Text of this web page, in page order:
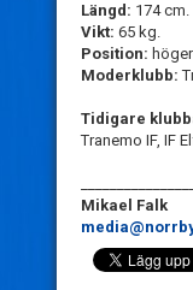
Längd: 174 cm.
Vikt: 65 kg.
Position:
Moderklubb:
Tidigare
Tranemo IF, IF
Mikael Falk